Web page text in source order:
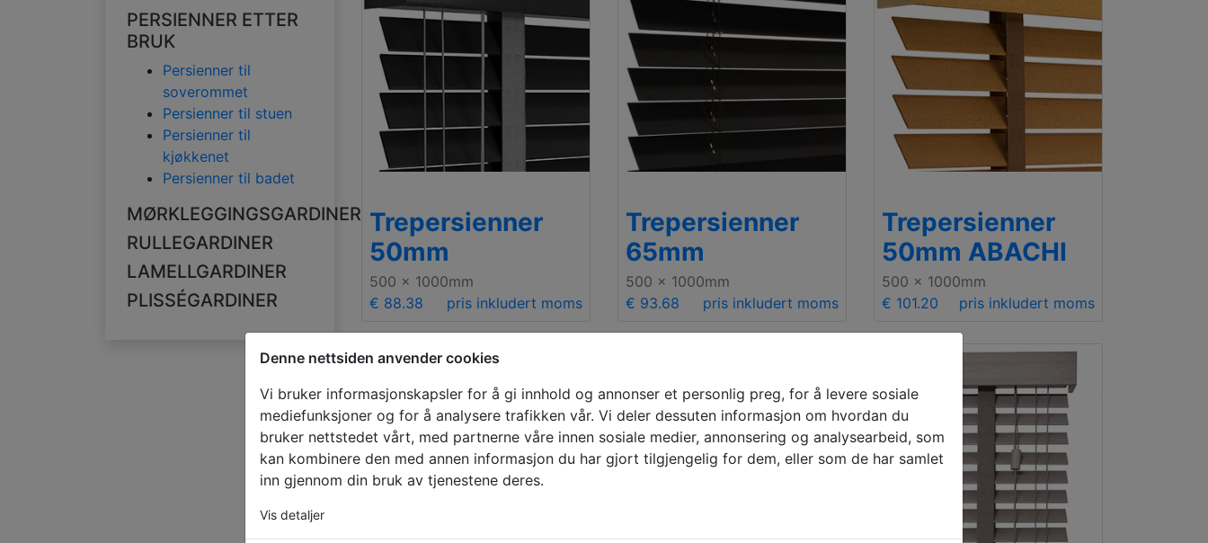
Denne nettsiden anvender cookies
Vi bruker informasjonskapsler for å gi innhold og annonser et personlig preg, for å levere sosiale
mediefunksjoner og for å analysere trafikken vår. Vi deler dessuten informasjon om hvordan du
bruker nettstedet vårt, med partnerne våre innen sosiale medier, annonsering og analysearbeid, som
kan kombinere den med annen informasjon du har gjort tilgjengelig for dem, eller som de har samlet
inn gjennom din bruk av tjenestene deres.
Vis detaljer
PERSIENNER ETTER
BRUK
Persienner til
soverommet
Persienner til stuen
Persienner til
kjøkkenet
Persienner til badet
MØRKLEGGINGSGARDINER
RULLEGARDINER
LAMELLGARDINER
PLISSÉGARDINER
Trepersienner
50mm
500 x 1000mm
€ 88.38
pris inkludert moms
Trepersienner
65mm
500 x 1000mm
€ 93.68
pris inkludert moms
Trepersienner
50mm ABACHI
500 x 1000mm
€ 101.20
pris inkludert moms